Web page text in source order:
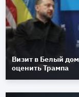
Визит в Белый
оценить Трампа